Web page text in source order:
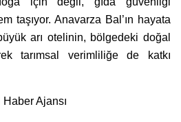
taşıyor. Anavarza Bal’ın hayata
arı otelinin, bölgedeki doğal
tarımsal verimliliğe de katkı
Ajansı